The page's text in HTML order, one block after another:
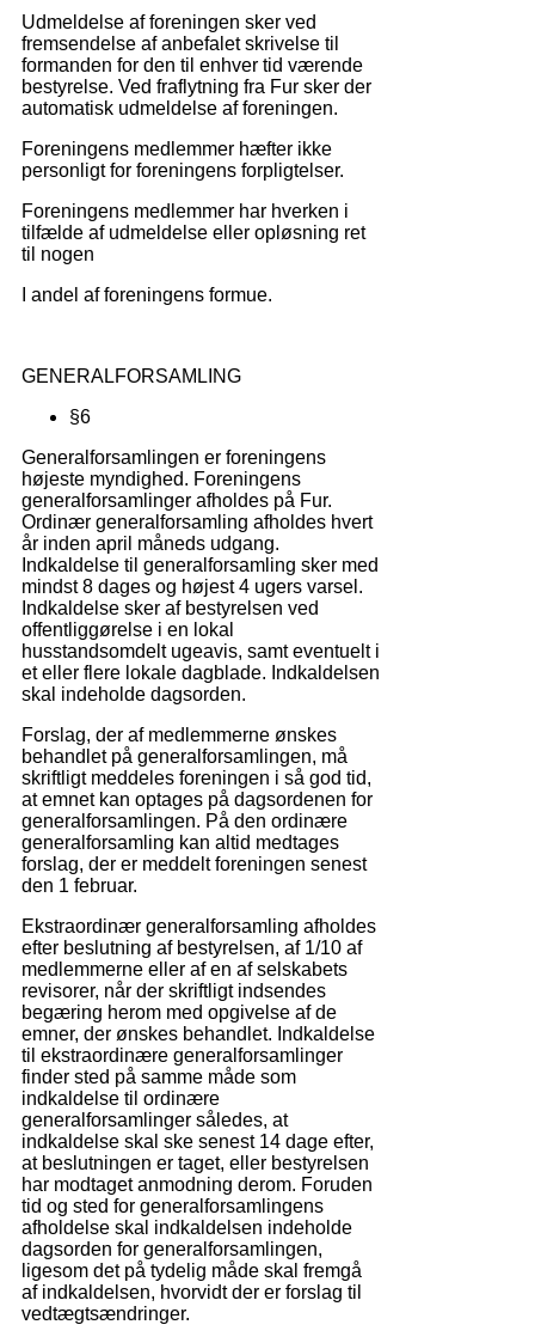
Udmeldelse af foreningen sker ved
fremsendelse af anbefalet skrivelse til
formanden for den til enhver tid værende
bestyrelse. Ved fraflytning fra Fur sker der
automatisk udmeldelse af foreningen.
Foreningens medlemmer hæfter ikke
personligt for foreningens forpligtelser.
Foreningens medlemmer har hverken i
tilfælde af udmeldelse eller opløsning ret
til nogen
I andel af foreningens formue.
GENERALFORSAMLING
§6
Generalforsamlingen er foreningens
højeste myndighed. Foreningens
generalforsamlinger afholdes på Fur.
Ordinær generalforsamling afholdes hvert
år inden april måneds udgang.
Indkaldelse til generalforsamling sker med
mindst 8 dages og højest 4 ugers varsel.
Indkaldelse sker af bestyrelsen ved
offentliggørelse i en lokal
husstandsomdelt ugeavis, samt eventuelt i
et eller flere lokale dagblade. Indkaldelsen
skal indeholde dagsorden.
Forslag, der af medlemmerne ønskes
behandlet på generalforsamlingen, må
skriftligt meddeles foreningen i så god tid,
at emnet kan optages på dagsordenen for
generalforsamlingen. På den ordinære
generalforsamling kan altid medtages
forslag, der er meddelt foreningen senest
den 1 februar.
Ekstraordinær generalforsamling afholdes
efter beslutning af bestyrelsen, af 1/10 af
medlemmerne eller af en af selskabets
revisorer, når der skriftligt indsendes
begæring herom med opgivelse af de
emner, der ønskes behandlet. Indkaldelse
til ekstraordinære generalforsamlinger
finder sted på samme måde som
indkaldelse til ordinære
generalforsamlinger således, at
indkaldelse skal ske senest 14 dage efter,
at beslutningen er taget, eller bestyrelsen
har modtaget anmodning derom. Foruden
tid og sted for generalforsamlingens
afholdelse skal indkaldelsen indeholde
dagsorden for generalforsamlingen,
ligesom det på tydelig måde skal fremgå
af indkaldelsen, hvorvidt der er forslag til
vedtægtsændringer.